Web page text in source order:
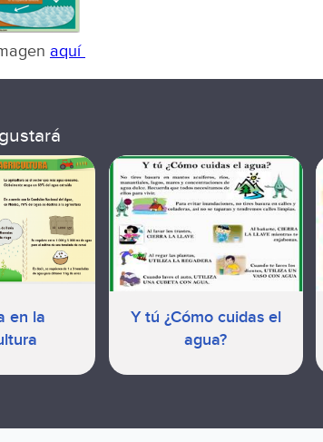
aquí
en la
Y tú ¿Cómo cuidas el
agua?